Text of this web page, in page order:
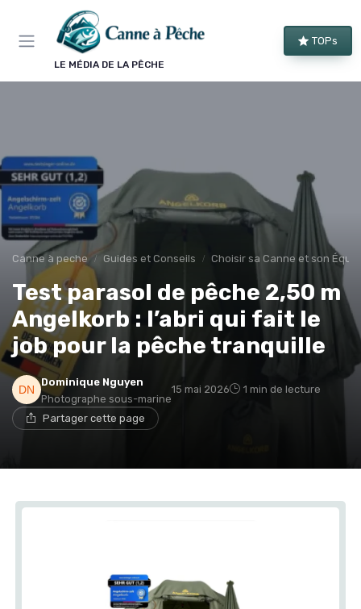
LE MÉDIA DE LA PÊCHE
TOPs
Canne à peche Guides et Conseils Choisir sa Canne et son
Test parasol de pêche 2,50 m
Angelkorb : l’abri qui fait le
job pour la pêche tranquille
Dominique Nguyen
Photographe sous-marine
15 mai 2026 1 min de lecture
Partager cette page
Panneau de gestion des cookies